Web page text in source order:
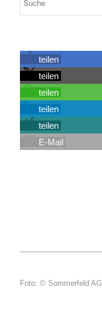
teilen
teilen
teilen
teilen
teilen
E-Mail
Foto: © Sommerfeld AG